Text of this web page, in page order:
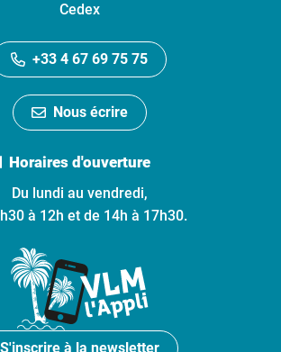
Cedex
+33 4 67 69 75 75
Nous écrire
Horaires d'ouverture
Du lundi au vendredi,
à 12h et de 14h à 17h30.
S'inscrire à la newsletter